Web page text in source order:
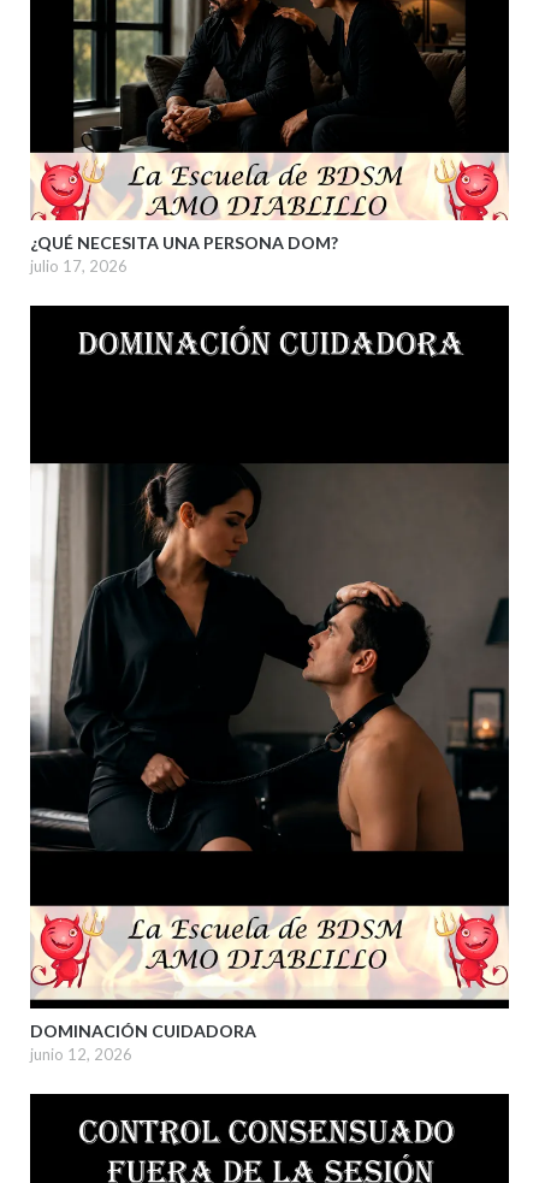
¿QUÉ NECESITA UNA PERSONA DOM?
julio 17, 2026
DOMINACIÓN CUIDADORA
junio 12, 2026